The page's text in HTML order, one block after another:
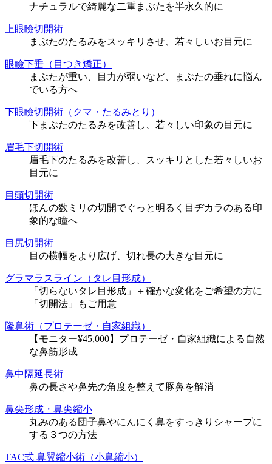
ナチュラルで綺麗な二重まぶたを半永久的に
上眼瞼切開術
まぶたのたるみをスッキリさせ、若々しいお目元に
眼瞼下垂（目つき矯正）
まぶたが重い、目力が弱いなど、まぶたの垂れに悩ん
でいる方へ
下眼瞼切開術（クマ・たるみとり）
下まぶたのたるみを改善し、若々しい印象の目元に
眉毛下切開術
眉毛下のたるみを改善し、スッキリとした若々しいお
目元に
目頭切開術
ほんの数ミリの切開でぐっと明るく目ヂカラのある印
象的な瞳へ
目尻切開術
目の横幅をより広げ、切れ長の大きな目元に
グラマラスライン（タレ目形成）
「切らないタレ目形成」＋確かな変化をご希望の方に
「切開法」もご用意
隆鼻術（プロテーゼ・自家組織）
【モニター¥45,000】プロテーゼ・自家組織による自然
な鼻筋形成
鼻中隔延長術
鼻の長さや鼻先の角度を整えて豚鼻を解消
鼻尖形成・鼻尖縮小
丸みのある団子鼻やにんにく鼻をすっきりシャープに
する３つの方法
TAC式 鼻翼縮小術（小鼻縮小）